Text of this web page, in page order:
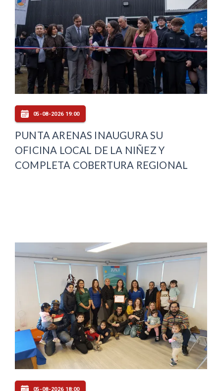
05-08-2026 19:00
PUNTA ARENAS INAUGURA SU
OFICINA LOCAL DE LA NIÑEZ Y
COMPLETA COBERTURA REGIONAL
05-08-2026 18:00